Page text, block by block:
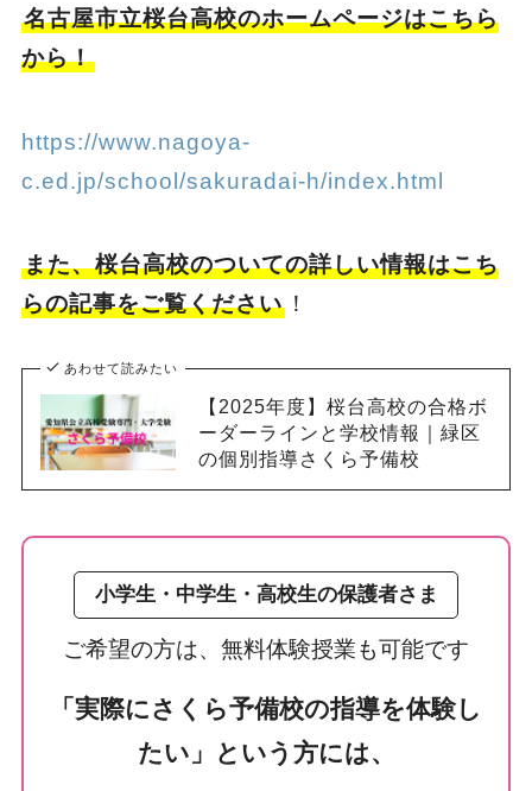
名古屋市立桜台高校のホームページはこちら
から！
https://www.nagoya-
c.ed.jp/school/sakuradai-h/index.html
また、桜台高校のついての詳しい情報はこち
らの記事をご覧ください！
あわせて読みたい
【2025年度】桜台高校の合格ボ
ーダーラインと学校情報｜緑区
の個別指導さくら予備校
小学生・中学生・高校生の保護者さま
ご希望の方は、無料体験授業も可能です
「実際にさくら予備校の指導を体験し
たい」という方には、